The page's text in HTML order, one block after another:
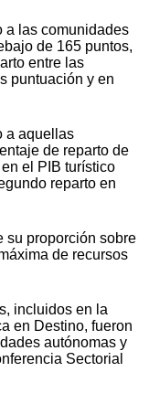
a las comunidades
de 165 puntos,
entre las
puntuación y en
a aquellas
de reparto de
el PIB turístico
reparto en
su proporción sobre
de recursos
incluidos en la
en Destino, fueron
autónomas y
Sectorial